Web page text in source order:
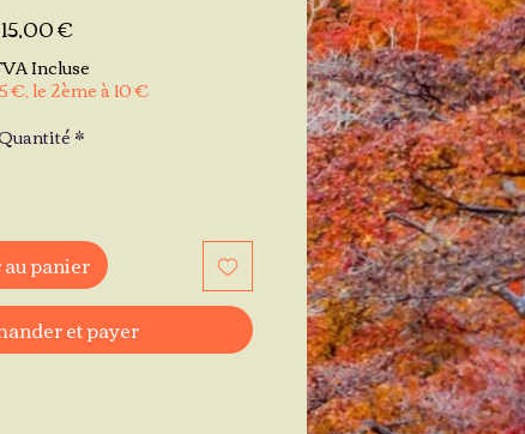
15,00 €Prix
Incluse
€, le 2ème à 10 €
*
panier
et payer